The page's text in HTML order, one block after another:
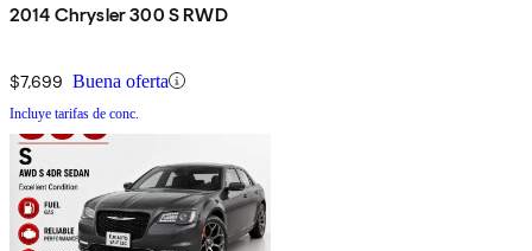
2014 Chrysler 300 S RWD
$7,699 Buena oferta
Incluye tarifas de conc.